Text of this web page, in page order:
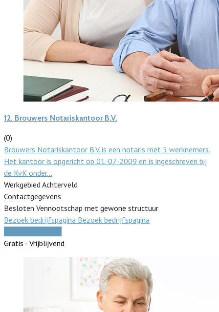
12. Brouwers Notariskantoor B.V.
(0)
Brouwers Notariskantoor B.V. is een notaris met 5 werknemers.
Het kantoor is opgericht op 01-07-2009 en is ingeschreven bij
de KvK onder…
Werkgebied Achterveld
Contactgegevens
Besloten Vennootschap met gewone structuur
Bezoek bedrijfspagina Bezoek bedrijfspagina
Gratis - Vrijblijvend